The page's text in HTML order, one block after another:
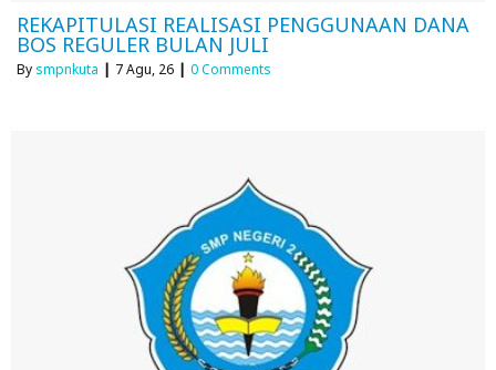
REKAPITULASI REALISASI PENGGUNAAN DANA
BOS REGULER BULAN JULI
By smpnkuta | 7Agu, 26 | 0 Comments